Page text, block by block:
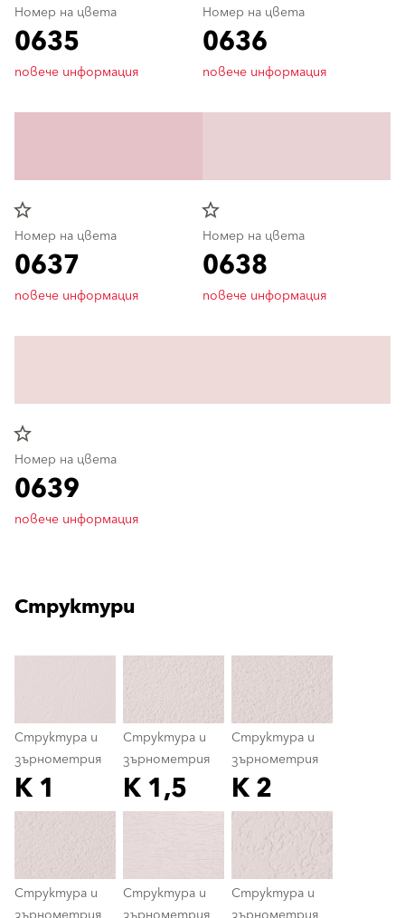
Номер на цвета
0635
повече информация
Номер на цвета
0636
повече информация
star_border
Номер на цвета
0637
повече информация
star_border
Номер на цвета
0638
повече информация
star_border
Номер на цвета
0639
повече информация
Структури
Структура и
зърнометрия
K 1
Структура и
зърнометрия
K 1,5
Структура и
зърнометрия
K 2
Структура и
Структура и
Структура и
Структура и зърнометрия
color_name